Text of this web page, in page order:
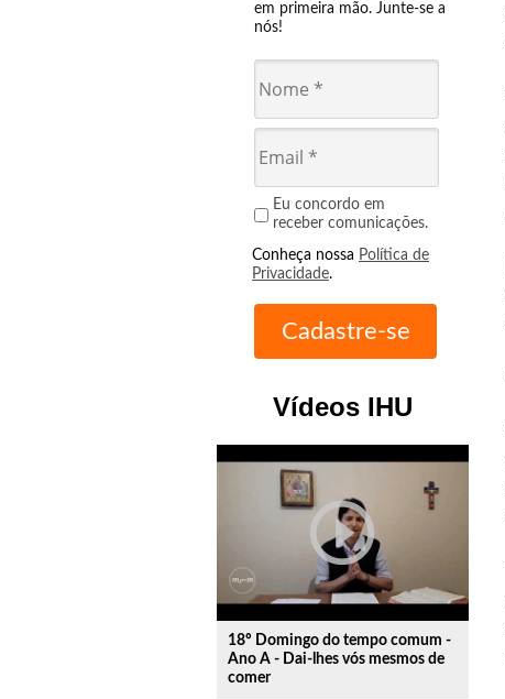
em primeira mão. Junte-se a
nós!
Eu concordo em
receber comunicações.
Conheça nossa Política de
Privacidade.
Vídeos IHU
play_circle_outline
18º Domingo do tempo comum -
Ano A - Dai-lhes vós mesmos de
comer